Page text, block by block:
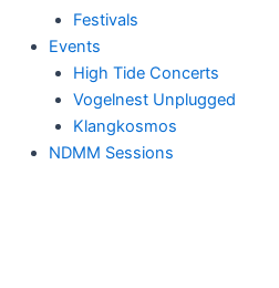
Festivals
Events
High Tide Concerts
Vogelnest Unplugged
Klangkosmos
NDMM Sessions